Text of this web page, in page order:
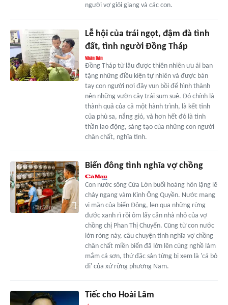
người vợ giỏi giang và các con.
Lễ hội của trái ngọt, đậm đà tình
đất, tình người Đồng Tháp
Đồng Tháp từ lâu được thiên nhiên ưu ái ban
tặng những điều kiện tự nhiên và được bàn
tay con người nơi đây vun bồi để hình thành
nên những vườn cây trái sum suê. Đó chính là
thành quả của cả một hành trình, là kết tinh
của phù sa, nắng gió, và hơn hết đó là tinh
thần lao động, sáng tạo của những con người
chân chất, nghĩa tình.
Biển đông tình nghĩa vợ chồng
Con nước sông Cửa Lớn buổi hoàng hôn lặng lẽ
chảy ngang vàm Kinh Ông Quyền. Nước mang
vị mặn của biển Đông, len qua những rừng
đước xanh rì rồi ôm lấy căn nhà nhỏ của vợ
chồng chị Phan Thị Chuyển. Cũng từ con nước
lớn ròng này, câu chuyện tình nghĩa vợ chồng
chân chất miền biển đã lớn lên cùng nghề làm
mắm cá sơn, thứ đặc sản từng bị xem là 'cá bỏ
đi' của xứ rừng phương Nam.
Tiếc cho Hoài Lâm